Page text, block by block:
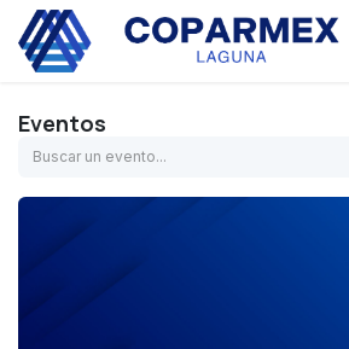
Ir al contenido
Eventos